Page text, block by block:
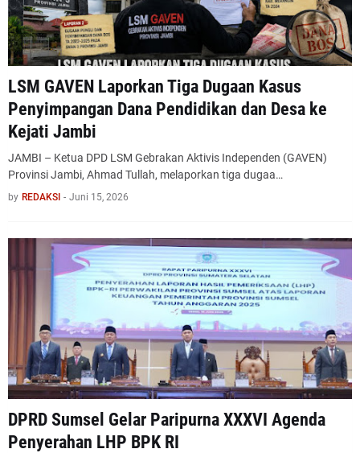
LSM GAVEN Laporkan Tiga Dugaan Kasus
Penyimpangan Dana Pendidikan dan Desa ke
Kejati Jambi
JAMBI – Ketua DPD LSM Gebrakan Aktivis Independen (GAVEN)
Provinsi Jambi, Ahmad Tullah, melaporkan tiga dugaa…
by REDAKSI - Juni 15, 2026
DPRD Sumsel Gelar Paripurna XXXVI Agenda
Penyerahan LHP BPK RI